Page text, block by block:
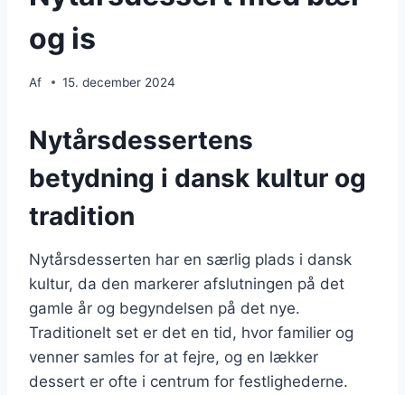
og is
Af 15. december 2024
Nytårsdessertens
betydning i dansk kultur og
tradition
Nytårsdesserten har en særlig plads i dansk
kultur, da den markerer afslutningen på det
gamle år og begyndelsen på det nye.
Traditionelt set er det en tid, hvor familier og
venner samles for at fejre, og en lækker
dessert er ofte i centrum for festlighederne.